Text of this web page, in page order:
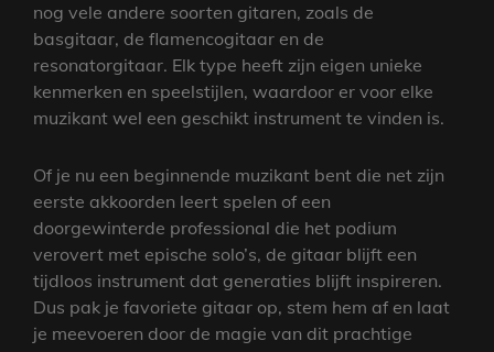
nog vele andere soorten gitaren, zoals de
basgitaar, de flamencogitaar en de
resonatorgitaar. Elk type heeft zijn eigen unieke
kenmerken en speelstijlen, waardoor er voor elke
muzikant wel een geschikt instrument te vinden is.
Of je nu een beginnende muzikant bent die net zijn
eerste akkoorden leert spelen of een
doorgewinterde professional die het podium
verovert met epische solo’s, de gitaar blijft een
tijdloos instrument dat generaties blijft inspireren.
Dus pak je favoriete gitaar op, stem hem af en laat
je meevoeren door de magie van dit prachtige